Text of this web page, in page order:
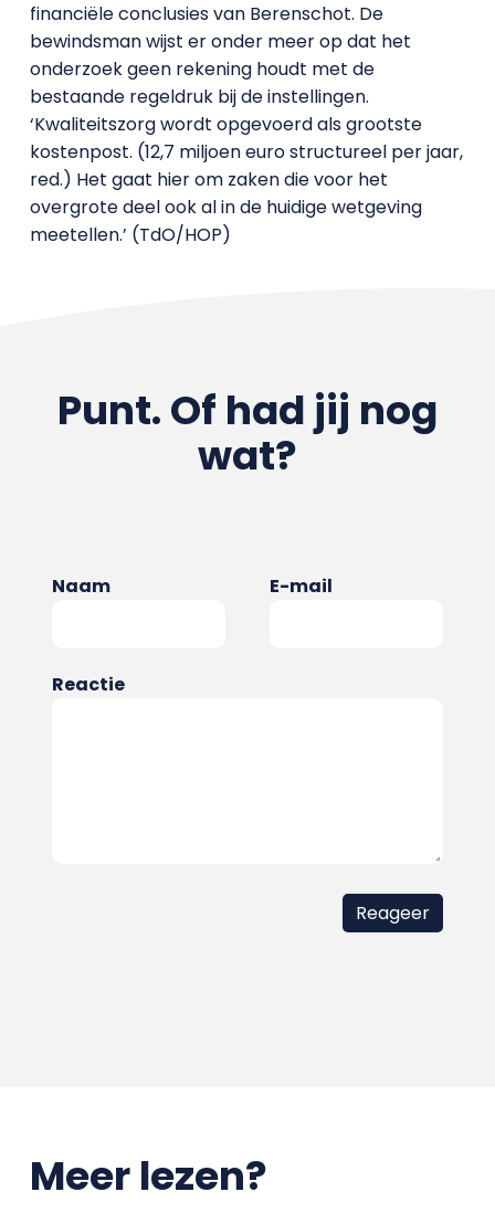
financiële conclusies van Berenschot. De
bewindsman wijst er onder meer op dat het
onderzoek geen rekening houdt met de
bestaande regeldruk bij de instellingen.
‘Kwaliteitszorg wordt opgevoerd als grootste
kostenpost. (12,7 miljoen euro structureel per jaar,
red.) Het gaat hier om zaken die voor het
overgrote deel ook al in de huidige wetgeving
meetellen.’ (TdO/HOP)
Punt. Of had jij nog
wat?
Naam E-mail
Reactie
Meer lezen?